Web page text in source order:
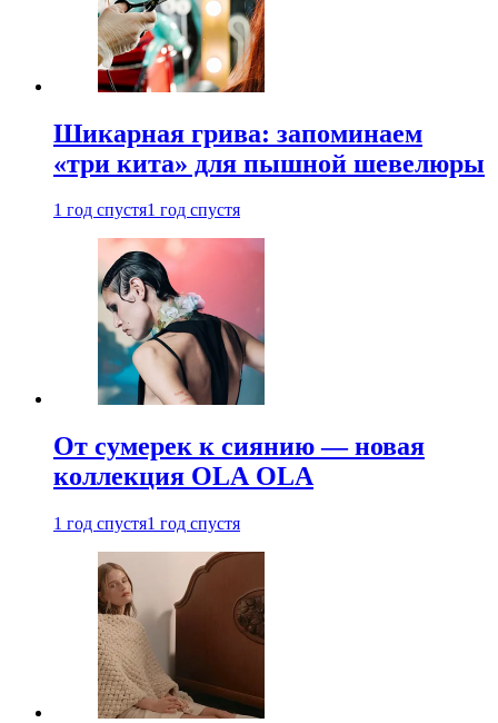
Шикарная грива: запоминаем
«три кита» для пышной шевелюры
1 год спустя1 год спустя
От сумерек к сиянию — новая
коллекция OLA OLA
1 год спустя1 год спустя